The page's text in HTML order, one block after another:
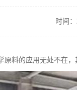
时间
原料的应用无处不在